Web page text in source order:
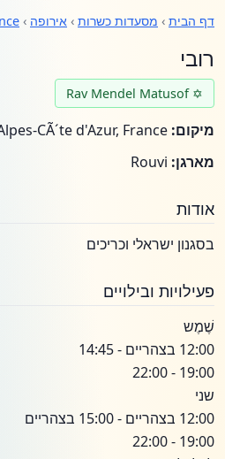
דף הבית › מסעדות כשרות › אירופה ›
רובי
✡ Rav Mendel Matusof
מיקום:
מארגן:
אודות
בסגנון ישראלי וכריכים
פעילויות ובילויים
שֶׁמֶש
12:00 בצהריים - 14:45
19:00 - 22:00
שני
12:00 בצהריים - 15:00 בצהריים
19:00 - 22:00